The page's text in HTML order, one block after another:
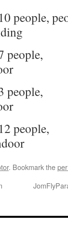
. Bookmark the